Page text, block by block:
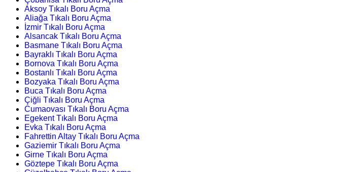
Aksoy Tıkalı Boru Açma
Aliağa Tıkalı Boru Açma
İzmir Tıkalı Boru Açma
Alsancak Tıkalı Boru Açma
Basmane Tıkalı Boru Açma
Bayraklı Tıkalı Boru Açma
Bornova Tıkalı Boru Açma
Bostanlı Tıkalı Boru Açma
Bozyaka Tıkalı Boru Açma
Buca Tıkalı Boru Açma
Çiğli Tıkalı Boru Açma
Cumaovası Tıkalı Boru Açma
Egekent Tıkalı Boru Açma
Evka Tıkalı Boru Açma
Fahrettin Altay Tıkalı Boru Açma
Gaziemir Tıkalı Boru Açma
Girne Tıkalı Boru Açma
Göztepe Tıkalı Boru Açma